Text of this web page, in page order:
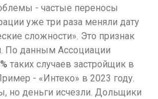
- частые переносы
уже три раза меняли дату
сложности». Это признак
По данным Ассоциации
таких случаев застройщик в
- «Интеко» в 2023 году.
но деньги исчезли. Дольщики